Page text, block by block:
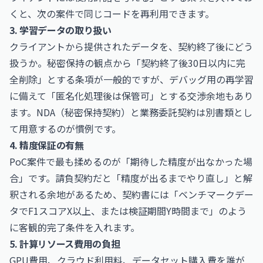
くと、次の案件で同じコードを再利用できます。
3. 学習データの取り扱い
クライアントから提供されたデータを、契約終了後にどう
扱うか。秘密保持の観点から「契約終了後30日以内に完
全削除」とする条項が一般的ですが、デバッグ用の再学習
に備えて「匿名化処理後は保管可」とする交渉余地もあり
ます。NDA（秘密保持契約）と業務委託契約は別書類とし
て用意するのが慣例です。
4. 精度保証の有無
PoC案件で最も揉めるのが「期待した精度が出なかった場
合」です。請負契約だと「精度が出るまでやり直し」と解
釈される余地があるため、契約書には「ベンチマークデー
タでF1スコアX以上、または検証期間Y時間まで」のよう
に客観的完了条件を入れます。
5. 計算リソース費用の負担
GPU費用、クラウド利用料、データセット購入費を誰が